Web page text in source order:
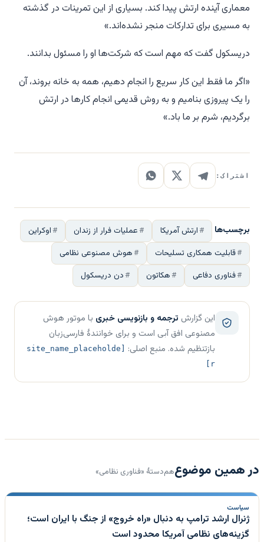
معماری آینده ارتش پیدا کند. بسیاری از این تمرینات در گذشته
به مسیری برای تدارکات منجر نشده‌اند.»
دریسکول گفت که مهم است که شرکت‌ها او را مسئول بدانند.
«اگر ما فقط این کار سریع را انجام دهیم، همه به خانه بروند، آن
را یک پیروزی بنامیم و به روش قدیمی انجام کارها در ارتش
برگردیم، شرم بر ما باد.»
اشتراک:
برچسب‌ها ارتش آمریکا عملیات فرار از زندان
اوکراین
قابلیت همکاری تسلیحات
هوش مصنوعی نظامی
فناوری دفاعی
هکاتون دن دریسکول
این گزارش ترجمه و بازنویسی خبری با موتور هوش
مصنوعی افق آبی است و برای خوانندهٔ فارسی‌زبان
بازتنظیم شده. منبع اصلی:
[site_name_placeholde
r]
در همین موضوعهم‌دستهٔ «فناوری نظامی»
سیاست
ژنرال ارشد ترامپ به دنبال «راه خروج» از جنگ با ایران است؛
گزینه‌های نظامی آمریکا محدود است